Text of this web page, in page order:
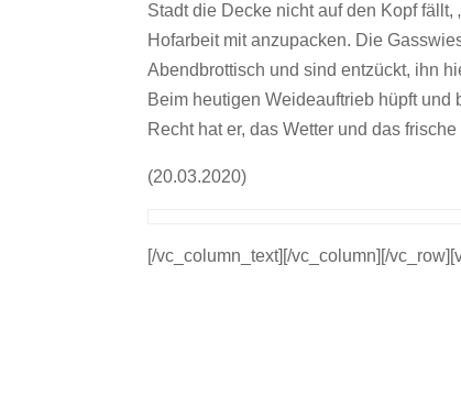
Stadt die Decke nicht auf den Kopf fällt,
Hofarbeit mit anzupacken. Die
Abendbrottisch und sind entzückt, ihn
Beim heutigen Weideauftrieb hüpft
Recht hat er, das Wetter und das
(20.03.2020)
[/vc_column_text][/vc_column][/